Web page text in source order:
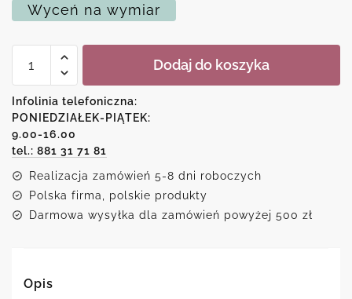
Wyceń na wymiar
ilość
Plakat
na
trening
Dodaj do koszyka
Infolinia telefoniczna:
PONIEDZIAŁEK-PIĄTEK:
9.00-16.00
tel.: 881 31 71 81
Realizacja zamówień 5-8 dni roboczych
Polska firma, polskie produkty
Darmowa wysyłka dla zamówień powyżej 500 zł
Opis